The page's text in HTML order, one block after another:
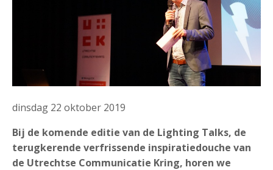
dinsdag 22 oktober 2019
Bij de komende editie van de Lighting Talks, de
terugkerende verfrissende inspiratiedouche van
de Utrechtse Communicatie Kring, horen we